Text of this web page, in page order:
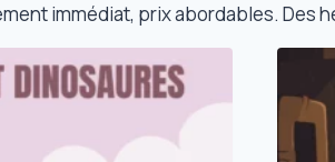
immédiat, prix abordables. Des